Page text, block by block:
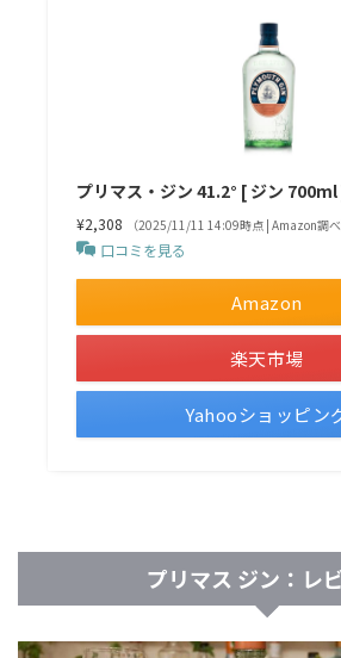
プリマス・ジン 41.2° [ ジン 700ml
¥2,308 （2025/11/11 14:09時点 | Amazon調べ
口コミを見る
Amazon
楽天市場
Yahooショッピン
プリマス ジン：レ